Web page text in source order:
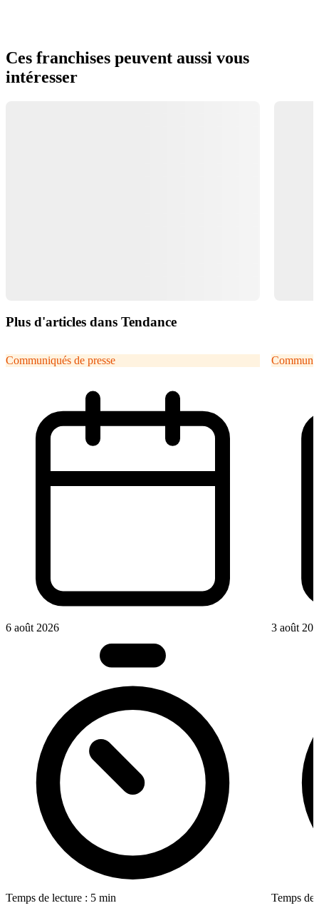
Ces franchises peuvent aussi vous
intéresser
Plus d'articles dans Tendance
Communiqués de presse
6 août 2026
Temps de lecture : 5 min
3 août
Temps de